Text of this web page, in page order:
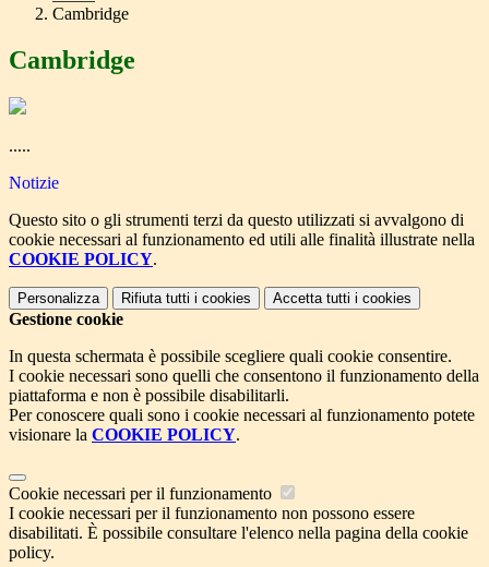
Cambridge
Cambridge
.....
Notizie
Questo sito o gli strumenti terzi da questo utilizzati si avvalgono di
cookie necessari al funzionamento ed utili alle finalità illustrate nella
COOKIE POLICY.
Personalizza Rifiuta tutti i cookies Accetta tutti i cookies
Gestione cookie
In questa schermata è possibile scegliere quali cookie consentire.
I cookie necessari sono quelli che consentono il funzionamento della
piattaforma e non è possibile disabilitarli.
Per conoscere quali sono i cookie necessari al funzionamento potete
visionare la COOKIE POLICY.
Cookie necessari per il funzionamento
I cookie necessari per il funzionamento non possono essere
disabilitati. È possibile consultare l'elenco nella pagina della cookie
policy.